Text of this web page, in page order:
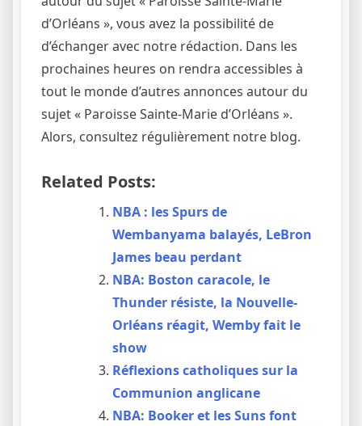
d’Orléans », vous avez la possibilité de
d’échanger avec notre rédaction. Dans les
prochaines heures on rendra accessibles à
tout le monde d’autres annonces autour du
sujet « Paroisse Sainte-Marie d’Orléans ».
Alors, consultez régulièrement notre blog.
Related Posts:
NBA : les Spurs de
Wembanyama balayés, LeBron
James beau perdant
NBA: Boston caracole, le
Thunder résiste, la Nouvelle-
Orléans réagit, Wemby fait le
show
Réflexions catholiques sur la
Communion anglicane
NBA: Booker et les Suns font